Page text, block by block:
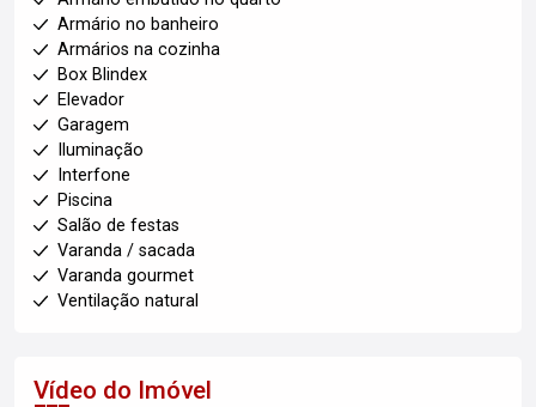
Armário no banheiro
Armários na cozinha
Box Blindex
Elevador
Garagem
Iluminação
Interfone
Piscina
Salão de festas
Varanda / sacada
Varanda gourmet
Ventilação natural
Vídeo do Imóvel